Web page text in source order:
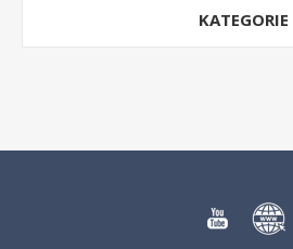
KATEGORIE